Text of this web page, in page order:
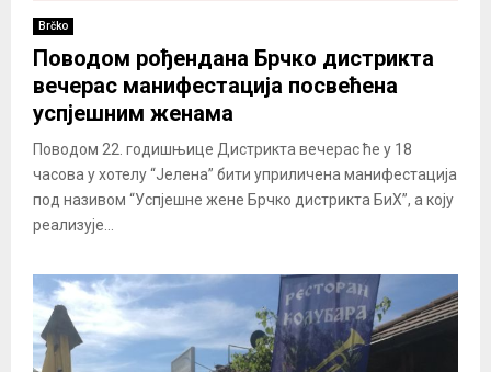
Brčko
Поводом рођендана Брчко дистрикта
вечерас манифестација посвећена
успјешним женама
Поводом 22. годишњице Дистрикта вечерас ће у 18
часова у хотелу “Јелена” бити уприличена манифестација
под називом “Успјешне жене Брчко дистрикта БиХ”, а коју
реализује...